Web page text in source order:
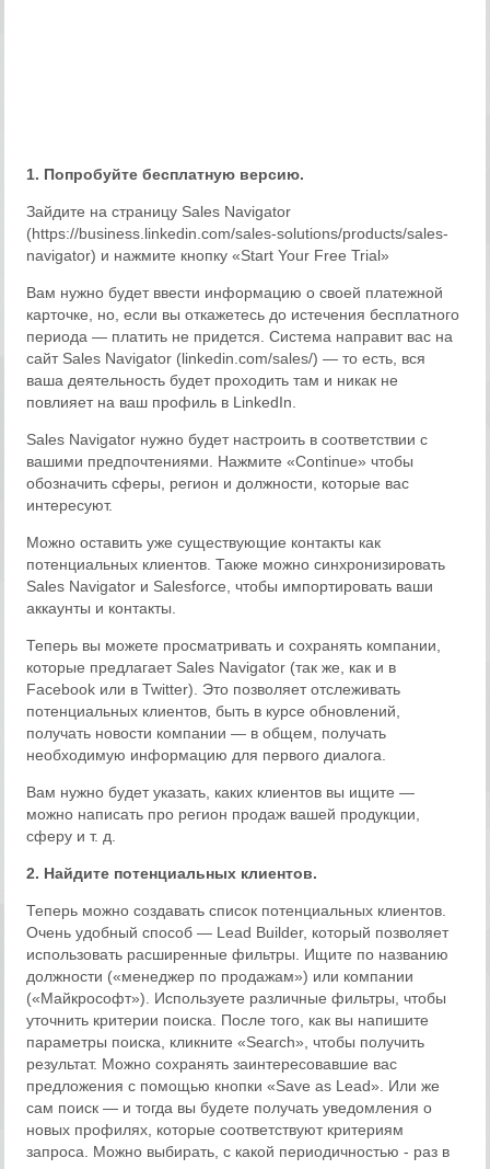
1. Попробуйте бесплатную версию.
Зайдите на страницу Sales Navigator
(https://business.linkedin.com/sales-solutions/products/sales-
navigator) и нажмите кнопку «Start Your Free Trial»
Вам нужно будет ввести информацию о своей платежной
карточке, но, если вы откажетесь до истечения бесплатного
периода — платить не придется. Система направит вас на
сайт Sales Navigator (linkedin.com/sales/) — то есть, вся
ваша деятельность будет проходить там и никак не
повлияет на ваш профиль в LinkedIn.
Sales Navigator нужно будет настроить в соответствии с
вашими предпочтениями. Нажмите «Сontinue» чтобы
обозначить сферы, регион и должности, которые вас
интересуют.
Можно оставить уже существующие контакты как
потенциальных клиентов. Также можно синхронизировать
Sales Navigator и Salesforce, чтобы импортировать ваши
аккаунты и контакты.
Теперь вы можете просматривать и сохранять компании,
которые предлагает Sales Navigator (так же, как и в
Facebook или в Twitter). Это позволяет отслеживать
потенциальных клиентов, быть в курсе обновлений,
получать новости компании — в общем, получать
необходимую информацию для первого диалога.
Вам нужно будет указать, каких клиентов вы ищите —
можно написать про регион продаж вашей продукции,
сферу и т. д.
2. Найдите потенциальных клиентов.
Теперь можно создавать список потенциальных клиентов.
Очень удобный способ — Lead Builder, который позволяет
использовать расширенные фильтры. Ищите по названию
должности («менеджер по продажам») или компании
(«Майкрософт»). Используете различные фильтры, чтобы
уточнить критерии поиска. После того, как вы напишите
параметры поиска, кликните «Search», чтобы получить
результат. Можно сохранять заинтересовавшие вас
предложения с помощью кнопки «Save as Lead». Или же
сам поиск — и тогда вы будете получать уведомления о
новых профилях, которые соответствуют критериям
запроса. Можно выбирать, с какой периодичностью - раз в